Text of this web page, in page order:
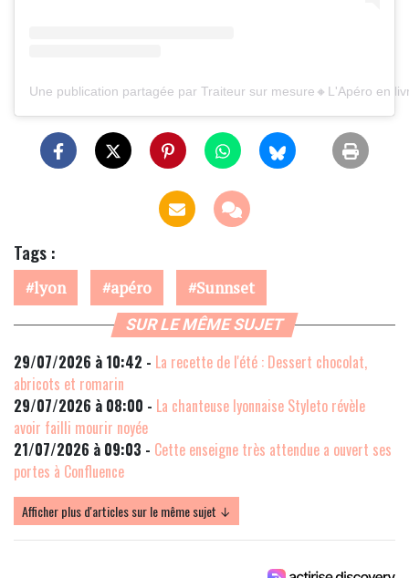
Une publication partagée par Traiteur sur mesure🔸L'Apéro en
Tags :
lyon apéro Sunnset
SUR LE MÊME SUJET
29/07/2026 à 10:42 - La recette de l'été : Dessert chocolat,
abricots et romarin
29/07/2026 à 08:00 - La chanteuse lyonnaise Styleto révèle
avoir failli mourir noyée
21/07/2026 à 09:03 - Cette enseigne très attendue a ouvert ses
portes à Confluence
Afficher plus d'articles sur le même sujet ↓